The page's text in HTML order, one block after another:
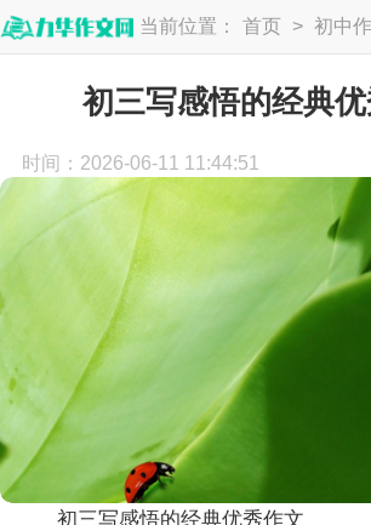
当前位置： 首页 > 初中
初三写感悟的经典
时间：2026-06-11 11:44:51
初三写感悟的经典优秀作文